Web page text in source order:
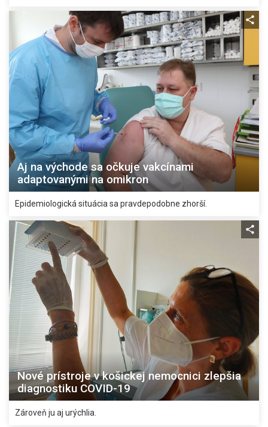
Aj na východe sa očkuje vakcínami
adaptovanými na omikron
Epidemiologická situácia sa pravdepodobne zhorší.
Nové prístroje v košickej nemocnici zlepšia
diagnostiku COVID-19
Zároveň ju aj urýchlia.